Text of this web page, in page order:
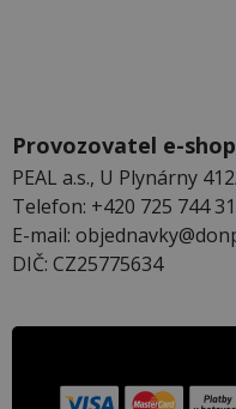
Provozovatel e-
PEAL a.s., U Plynárny
Telefon: +420 725 744
E-mail:
DIČ: CZ25775634